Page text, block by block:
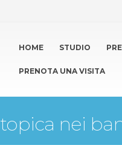
HOME STUDIO
PRENOTA UNA VISITA
nei